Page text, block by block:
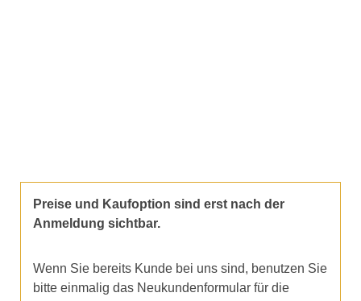
Preise und Kaufoption sind erst nach der
Anmeldung sichtbar.
Wenn Sie bereits Kunde bei uns sind, benutzen Sie
bitte einmalig das Neukundenformular für die